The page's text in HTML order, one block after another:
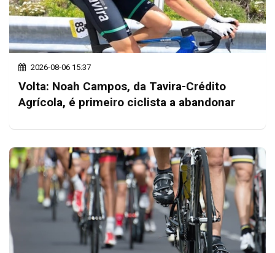
2026-08-06 15:37
Volta: Noah Campos, da Tavira-Crédito
Agrícola, é primeiro ciclista a abandonar